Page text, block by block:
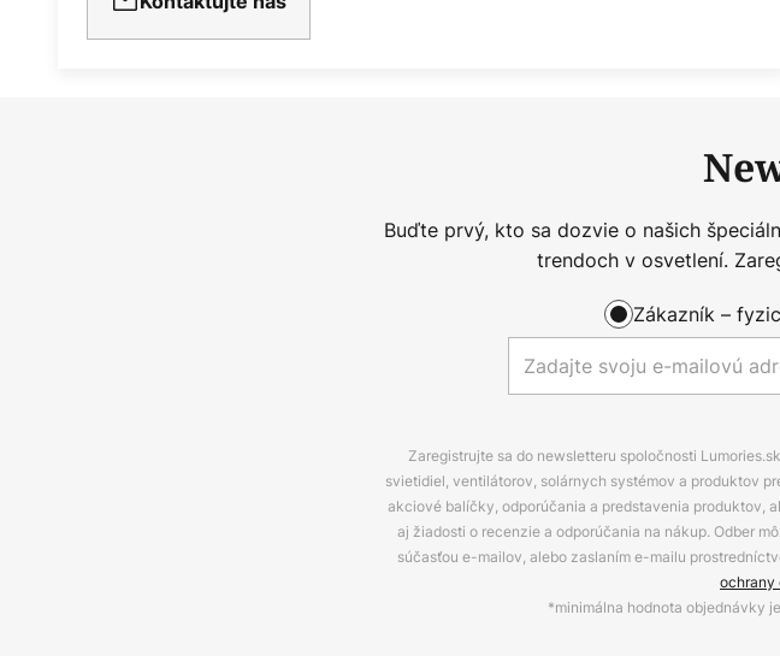
Buďte prvý, kto sa dozvie o našich
trendoch v osvetlení.
Zákazník –
Zaregistrujte sa do newsletteru spoločnosti
svietidiel, ventilátorov, solárnych systémov a produktov
akciové balíčky, odporúčania a predstavenia produktov,
aj žiadosti o recenzie a odporúčania na nákup. Odber
súčasťou e-mailov, alebo zaslaním e-mailu
ochrany
*minimálna hodnota objednávky